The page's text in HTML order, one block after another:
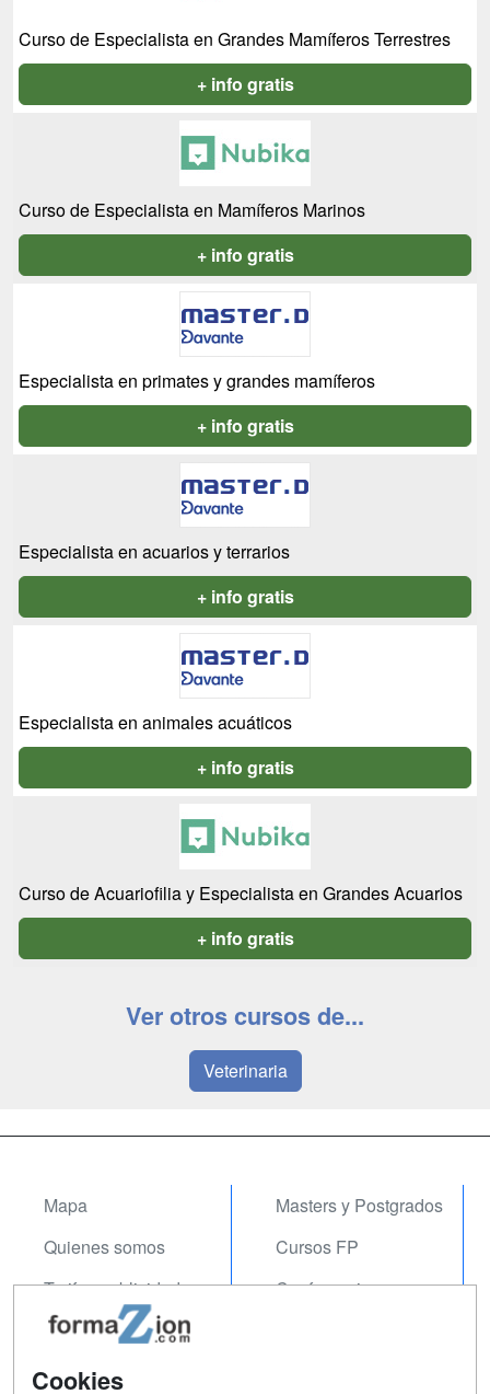
Curso de Especialista en Grandes Mamíferos Terrestres
+ info gratis
Curso de Especialista en Mamíferos Marinos
+ info gratis
Especialista en primates y grandes mamíferos
+ info gratis
Especialista en acuarios y terrarios
+ info gratis
Especialista en animales acuáticos
+ info gratis
Curso de Acuariofilia y Especialista en Grandes Acuarios
+ info gratis
Ver otros cursos de...
Veterinaria
Mapa
Quienes somos
Tarifas publicidad
Acceso Usuarios
Acceso Centros
Masters y Postgrados
Cursos FP
Conferencias
Cookies